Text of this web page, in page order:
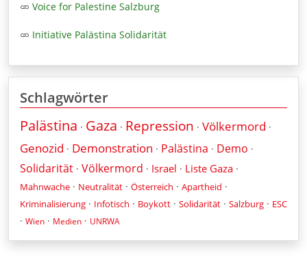
Voice for Palestine Salzburg
Initiative Palästina Solidarität
Schlagwörter
Palästina · Gaza · Repression · Völkermord ·
Genozid · Demonstration · Palästina · Demo ·
Solidarität · Völkermord · Israel · Liste Gaza ·
Mahnwache · Neutralität · Österreich · Apartheid ·
Kriminalisierung · Infotisch · Boykott · Solidarität · Salzburg · ESC
· Wien · Medien · UNRWA